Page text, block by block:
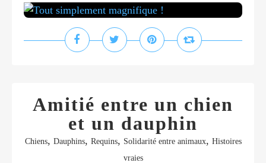
Amitié entre un chien
et un dauphin
Chiens, Dauphins, Requins, Solidarité entre animaux, Histoires
vraies